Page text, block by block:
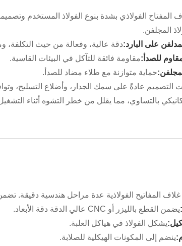
المفتاح الفولاذي بشدة بنوع الفولاذ المستخدم
المجلفن.
على البارد:دقة عالية، وفعالة من حيث التكلفة،
للصدأ:مقاومة فائقة للتآكل في البيئات القاسية.
حماية متوازنة مع طلاء مضاد للصدأ.
التصميم عادةً على سمك الجدار، وأضلاع التسليح،
بالتساوي، مما يقلل من خطر التشوه أثناء
غلاف المفاتيح الفولاذية عدة مراحل هندسية دقيقة.
يضمن القطع بالليزر أو CNC عالي الدقة دقة الأبعاد.
يشكل الفولاذ في هياكل العلبة.
ينضم إلى المكونات الهيكلية للصلابة.